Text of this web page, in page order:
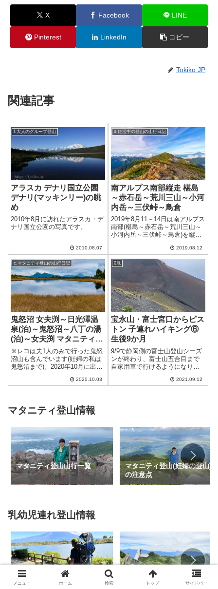
X Facebook LINE
Pinterest LinkedIn コピー
Tokiko JP
関連記事
f.大人のグループ登山
アラスカ デナリ国立公園
デナリ(マッキンリー)の眺
め
2010年8月に訪れたアラスカ・デ
ナリ国立公園の写真です。
2010.08.07
d.妊活中の登山の山行日記
南アルプス南部縦走 椹島
～赤石岳～荒川三山～小河
内岳～三伏峠～鳥倉
2019年8月11～14日は南アルプス
南部(椹島～赤石岳～荒川三山～
小河内岳～三伏峠～鳥倉)を縦走
2019.08.12
c.マタニティ登山の山行日記
鬼怒沼 女夫渕～日光澤温
泉(泊)～鬼怒沼～八丁の湯
(泊)～女夫渕 マタニティ登
山⑧ 妊娠9ヶ月
※レコは夫1人のみで行った鬼怒
沼山も含んでいます(妊婦の私は
鬼怒沼まで)。2020年10月に出産
2020.10.03
0歳
宝永山・富士宮口からピス
トン 子連れハイキング⑥
生後9か月
9/9で静岡側の富士山登山シーズ
ンが終わり、富士山五合目まで
自家用車で行けるようになりま
2021.09.12
マタニティ登山情報
マタニティ登山山行一覧
マタニティ登山(妊婦の登山)
の注意点
乳幼児連れ登山情報
子供の成長と登山 成長段階ご
との特徴
赤ちゃん(乳児)連れベビーキ
ャリア登山の注意点
メニュー ホーム 検索 トップ サイドバー